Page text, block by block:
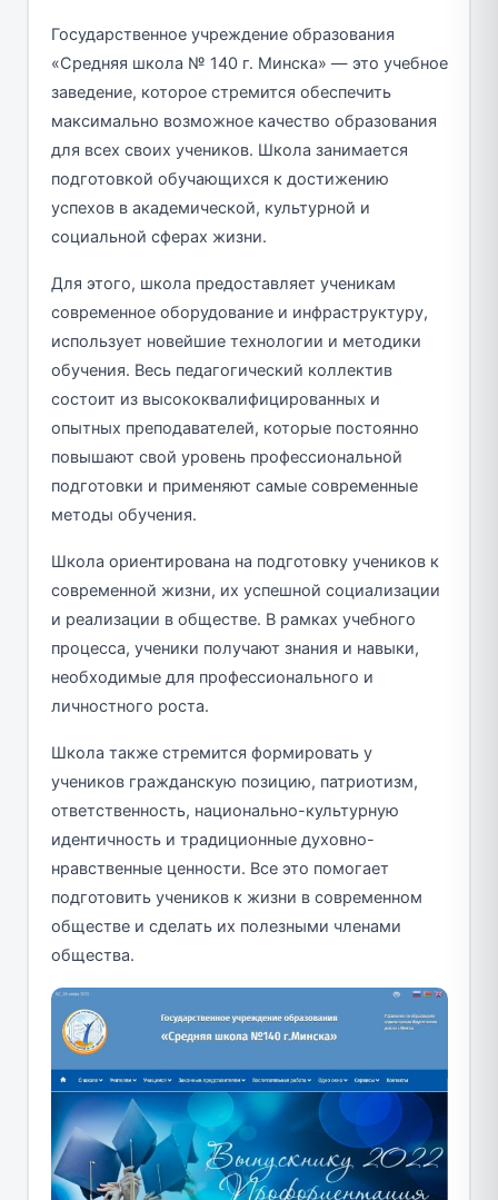
Государственное учреждение образования
«Средняя школа № 140 г. Минска» — это учебное
заведение, которое стремится обеспечить
максимально возможное качество образования
для всех своих учеников. Школа занимается
подготовкой обучающихся к достижению
успехов в академической, культурной и
социальной сферах жизни.
Для этого, школа предоставляет ученикам
современное оборудование и инфраструктуру,
использует новейшие технологии и методики
обучения. Весь педагогический коллектив
состоит из высококвалифицированных и
опытных преподавателей, которые постоянно
повышают свой уровень профессиональной
подготовки и применяют самые современные
методы обучения.
Школа ориентирована на подготовку учеников к
современной жизни, их успешной социализации
и реализации в обществе. В рамках учебного
процесса, ученики получают знания и навыки,
необходимые для профессионального и
личностного роста.
Школа также стремится формировать у
учеников гражданскую позицию, патриотизм,
ответственность, национально-культурную
идентичность и традиционные духовно-
нравственные ценности. Все это помогает
подготовить учеников к жизни в современном
обществе и сделать их полезными членами
общества.